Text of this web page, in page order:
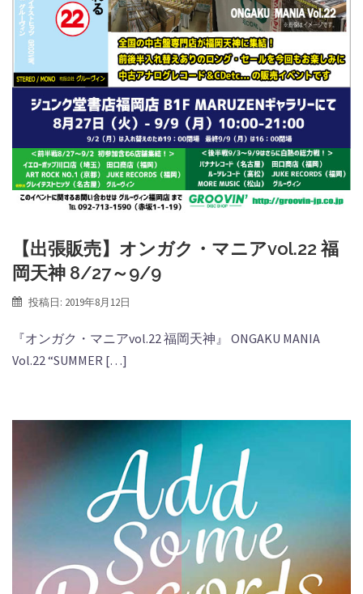
【出張販売】オンガク・マニアvol.22 福
岡天神 8/27～9/9
投稿日: 2019年8月12日
『オンガク・マニアvol.22 福岡天神』 ONGAKU MANIA
Vol.22 “SUMMER […]